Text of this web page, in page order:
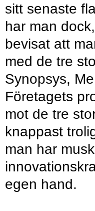
sitt senaste
har man
bevisat att
med de tre
Synopsys,
Företagets
mot de tre
knappast
man har
egen hand.